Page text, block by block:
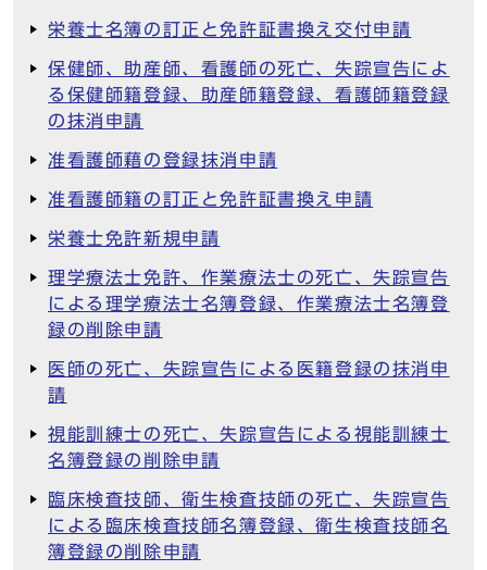
栄養士名簿の訂正と免許証書換え交付申請
保健師、助産師、看護師の死亡、失踪宣告によ
る保健師籍登録、助産師籍登録、看護師籍登録
の抹消申請
准看護師藉の登録抹消申請
准看護師籍の訂正と免許証書換え申請
栄養士免許新規申請
理学療法士免許、作業療法士の死亡、失踪宣告
による理学療法士名簿登録、作業療法士名簿登
録の削除申請
医師の死亡、失踪宣告による医籍登録の抹消申
請
視能訓練士の死亡、失踪宣告による視能訓練士
名簿登録の削除申請
臨床検査技師、衛生検査技師の死亡、失踪宣告
による臨床検査技師名簿登録、衛生検査技師名
簿登録の削除申請